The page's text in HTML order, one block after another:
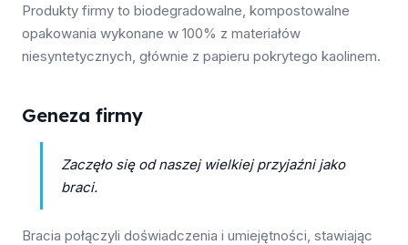
Produkty firmy to biodegradowalne, kompostowalne
opakowania wykonane w 100% z materiałów
niesyntetycznych, głównie z papieru pokrytego kaolinem.
Geneza firmy
Zaczęło się od naszej wielkiej przyjaźni jako
braci.
Bracia połączyli doświadczenia i umiejętności, stawiając